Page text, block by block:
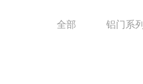
全部 铝门系列